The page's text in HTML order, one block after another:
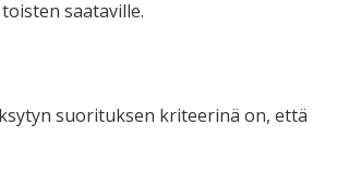
saataville.
suorituksen kriteerinä on, että